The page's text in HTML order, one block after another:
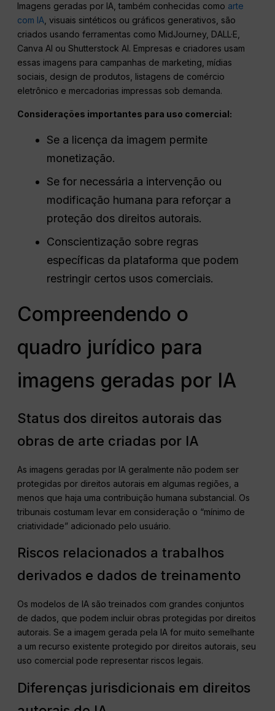
Imagens geradas por IA, também conhecidas como arte
com IA, visuais sintéticos ou gráficos generativos, são
criados usando ferramentas como MidJourney, DALL·E,
Canva AI ou Shutterstock AI. Empresas e criadores usam
essas imagens para campanhas de marketing, mídias
sociais, design de produtos, listagens de comércio
eletrônico e mercadorias impressas sob demanda.
Considerações importantes para uso comercial:
Se a licença da imagem permite
monetização.
Se for necessária a intervenção ou
modificação humana para reforçar a
proteção dos direitos autorais.
Conscientização sobre regras
específicas da plataforma que podem
restringir certos usos comerciais.
Compreendendo o
quadro jurídico para
imagens geradas por IA
Status dos direitos autorais das
obras de arte criadas por IA
As imagens geradas por IA geralmente não podem ser
protegidas por direitos autorais em algumas regiões, a
menos que haja uma contribuição humana substancial. Os
tribunais costumam levar em consideração o “mínimo de
criatividade” adicionado pelo usuário.
Riscos relacionados a trabalhos
derivados e dados de treinamento
Os modelos de IA são treinados com grandes conjuntos
de dados, que podem incluir obras protegidas por direitos
autorais. Se a imagem gerada pela IA for muito semelhante
a um recurso existente protegido por direitos autorais, seu
uso comercial pode representar riscos legais.
Diferenças jurisdicionais em direitos